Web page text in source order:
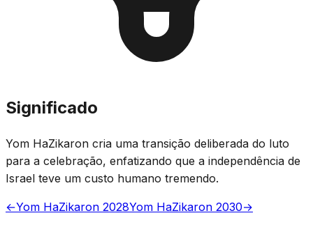
Significado
Yom HaZikaron cria uma transição deliberada do luto
para a celebração, enfatizando que a independência de
Israel teve um custo humano tremendo.
←Yom HaZikaron 2028Yom HaZikaron 2030→